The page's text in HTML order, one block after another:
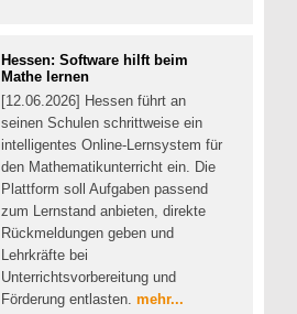
Hessen: Software hilft beim
Mathe lernen
[12.06.2026] Hessen führt an
seinen Schulen schrittweise ein
intelligentes Online-Lernsystem für
den Mathematikunterricht ein. Die
Plattform soll Aufgaben passend
zum Lernstand anbieten, direkte
Rückmeldungen geben und
Lehrkräfte bei
Unterrichtsvorbereitung und
Förderung entlasten. mehr...